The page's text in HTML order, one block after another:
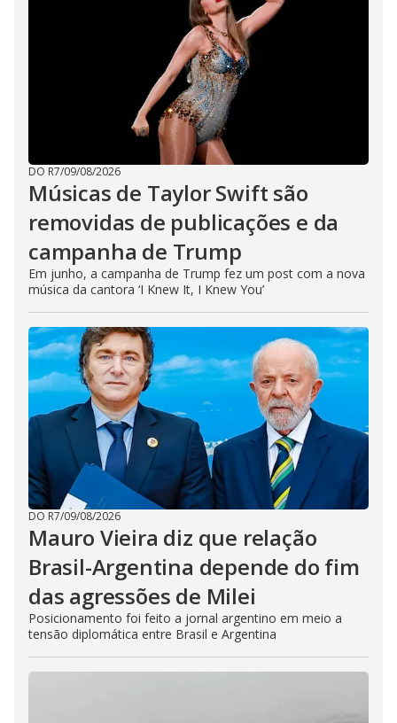
DO R7/09/08/2026
Músicas de Taylor Swift são
removidas de publicações e da
campanha de Trump
Em junho, a campanha de Trump fez um post com a nova
música da cantora ‘I Knew It, I Knew You’
DO R7/09/08/2026
Mauro Vieira diz que relação
Brasil-Argentina depende do fim
das agressões de Milei
Posicionamento foi feito a jornal argentino em meio a
tensão diplomática entre Brasil e Argentina